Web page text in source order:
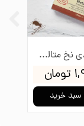
۱,۹۵۰,۰۰۰ تومان
افزودن به سبد خرید